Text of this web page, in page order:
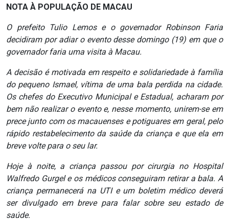
E
VOCÊ
ASSEMBLEIA
LEGISLATIVA
DO
RN
ASSEMBLEIA
ASSISTÊNCIA
MÉDICA
NOTA À POPULAÇÃO DE MACAU
O prefeito Tulio Lemos e o governador Robinson Faria
decidiram por adiar o evento desse domingo (19) em que o
governador faria uma visita à Macau.
A decisão é motivada em respeito e solidariedade à família
do pequeno Ismael, vítima de uma bala perdida na cidade.
Os chefes do Executivo Municipal e Estadual, acharam por
bem não realizar o evento e, nesse momento, unirem-se em
prece junto com os macauenses e potiguares em geral, pelo
rápido restabelecimento da saúde da criança e que ela em
breve volte para o seu lar.
Hoje à noite, a criança passou por cirurgia no Hospital
Walfredo Gurgel e os médicos conseguiram retirar a bala. A
criança permanecerá na UTI e um boletim médico deverá
ser divulgado em breve para falar sobre seu estado de
saúde.